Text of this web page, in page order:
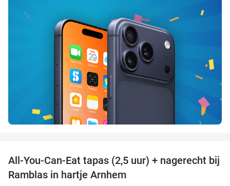
34%
All-You-Can-Eat tapas (2,5 uur) + nagerecht bij
Ramblas in hartje Arnhem